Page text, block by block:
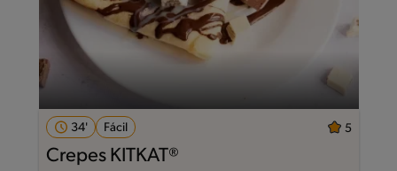
34' Fácil 5
Crepes KITKAT®